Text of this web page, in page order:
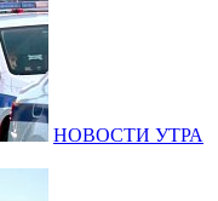
НОВОСТИ УТРА